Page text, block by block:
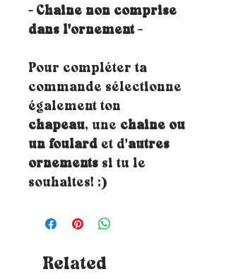
- Chaine non comprise
dans l'ornement -
Pour compléter ta
commande sélectionne
également ton
chapeau, une chaine ou
un foulard et d'autres
ornements si tu le
souhaites! :)
Related